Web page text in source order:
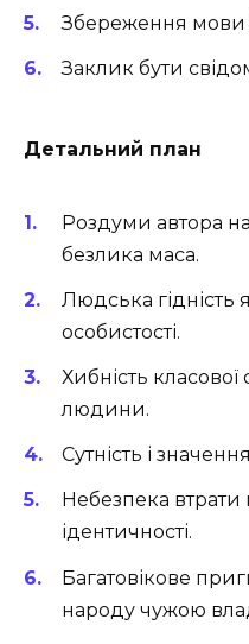
Збереження мови
Заклик бути
Детальний план
Роздуми автора
безлика маса.
Людська гідність
особистості.
Хибність класової
людини.
Сутність і
Небезпека втрати
ідентичності.
Багатовікове
народу чужою